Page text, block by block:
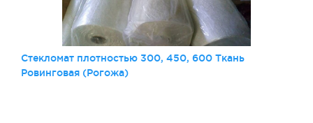
Стекломат плотностью 300, 450, 600 Ткань
Ровинговая (Рогожа)